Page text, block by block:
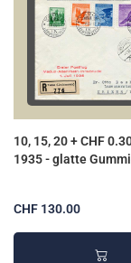
10, 15, 20 + CHF
1935 - glatte
CHF 130.00